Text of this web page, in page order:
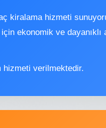
kiralama hizmeti
ekonomik ve dayanıklı
hizmeti verilmektedir.